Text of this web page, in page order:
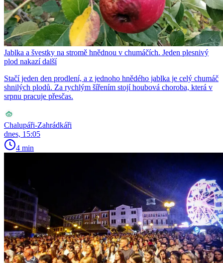
Jablka a švestky na stromě hnědnou v chumáčích. Jeden plesnivý
plod nakazí další
Stačí jeden den prodlení, a z jednoho hnědého jablka je celý chumáč
shnilých plodů. Za rychlým šířením stojí houbová choroba, která v
srpnu pracuje přesčas.
Chalupáři-Zahrádkáři
dnes, 15:05
4 min